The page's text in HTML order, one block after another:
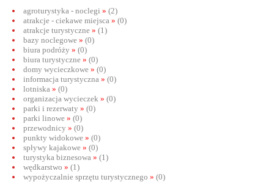
agroturystyka - noclegi » (2)
atrakcje - ciekawe miejsca » (0)
atrakcje turystyczne » (1)
bazy noclegowe » (0)
biura podróży » (0)
biura turystyczne » (0)
domy wycieczkowe » (0)
informacja turystyczna » (0)
lotniska » (0)
organizacja wycieczek » (0)
parki i rezerwaty » (0)
parki linowe » (0)
przewodnicy » (0)
punkty widokowe » (0)
spływy kajakowe » (0)
turystyka biznesowa » (1)
wędkarstwo » (1)
wypożyczalnie sprzętu turystycznego » (0)